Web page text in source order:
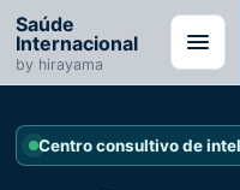
Saúde
Internacional
by hirayama
Centro consultivo de